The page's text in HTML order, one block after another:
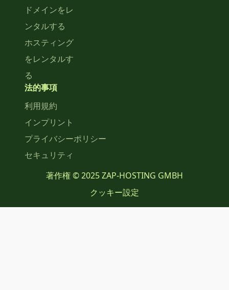
ドメインをレ
ンタルする
ホスティング
をレンタルす
る
法的事項
利用規約
インプリント
プライバシーポリシー
セキュリティ
著作権 © 2025 ZAP-HOSTING GMBH
クッキー設定